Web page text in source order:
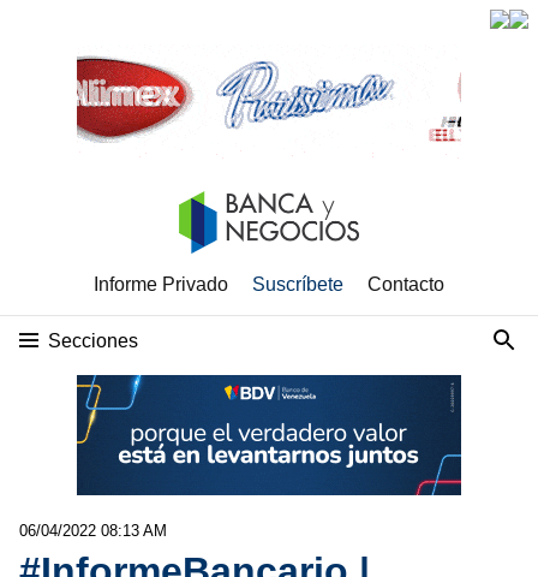
Informe Privado Suscríbete Contacto
Secciones
06/04/2022 08:13 AM